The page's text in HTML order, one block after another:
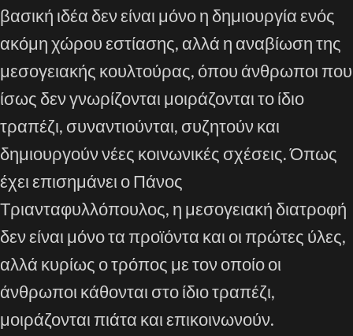
βασική ιδέα δεν είναι μόνο η δημιουργία ενός
ακόμη χώρου εστίασης, αλλά η αναβίωση της
μεσογειακής κουλτούρας, όπου άνθρωποι που
ίσως δεν γνωρίζονται μοιράζονται το ίδιο
τραπέζι, συναντιούνται, συζητούν και
δημιουργούν νέες κοινωνικές σχέσεις. Όπως
έχει επισημάνει ο Πάνος
Τριανταφυλλόπουλος, η μεσογειακή διατροφή
δεν είναι μόνο τα προϊόντα και οι πρώτες ύλες,
αλλά κυρίως ο τρόπος με τον οποίο οι
άνθρωποι κάθονται στο ίδιο τραπέζι,
μοιράζονται πιάτα και επικοινωνούν.